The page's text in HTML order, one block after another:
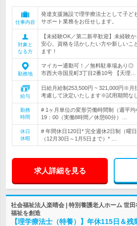
仕事内容
発達支援施設で理学療法士として子ど
サポート業務をお任せします。
対象と
なる方
【未経験OK／第二新卒歓迎】未経験
安心。資格を活かしたい方や新しいこ
ます！
勤務地
マイカー通勤可！／無料駐車場あり◎
市西大寺国見町3丁目2番10号 【天理…
給与
日給月給制253,500円 ~ 321,000円※
考慮して決定いたします※試用期間な
勤務
時間
# 1ヶ月単位の変形労働時間制（週平均
19：00（実働8時間／休憩60分）…
休日
休暇
# 年間休日120日* 完全週休2日制（曜
（12月30日～1月5日まで）* …
求人詳細を見る
社会福祉法人楽晴会 | 特別養護老人ホーム 世
福祉を創造
【理学療法士（特養）】年休115日＆